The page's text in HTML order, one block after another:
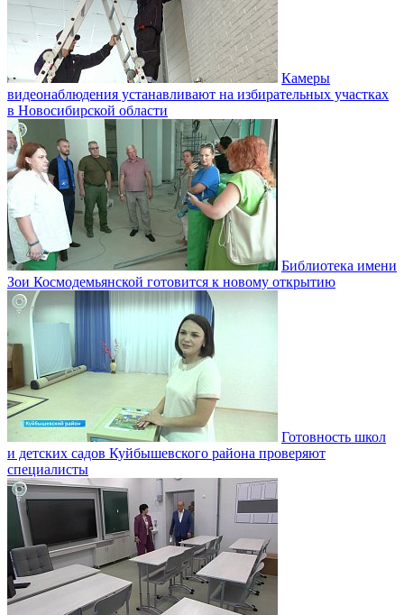
Камеры
видеонаблюдения устанавливают на избирательных участках
в Новосибирской области
Библиотека имени
Зои Космодемьянской готовится к новому открытию
Готовность школ
и детских садов Куйбышевского района проверяют
специалисты